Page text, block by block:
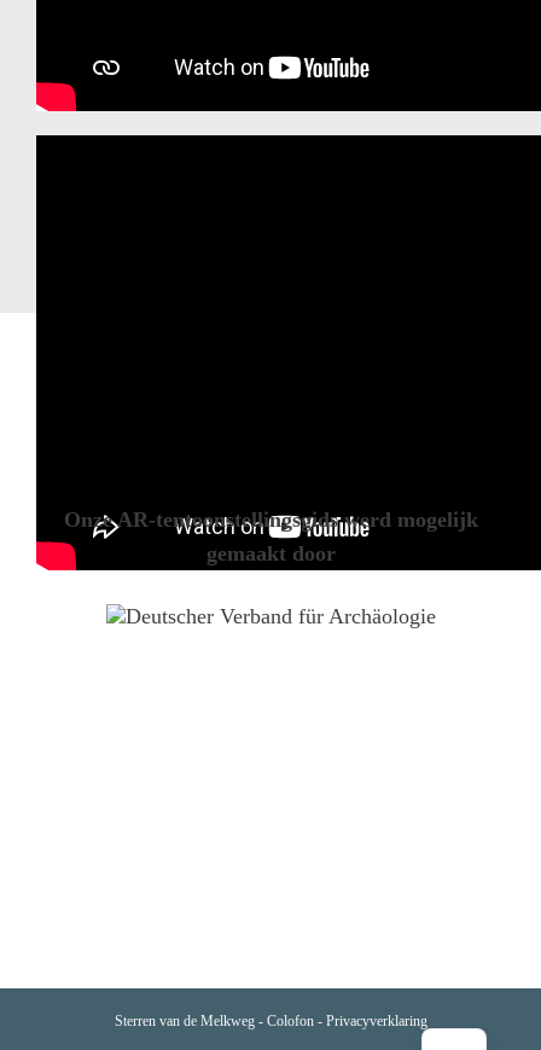
Onze AR-tentoonstellingsgidswerd mogelijk
gemaakt door
Sterren van de Melkweg - Colofon - Privacyverklaring